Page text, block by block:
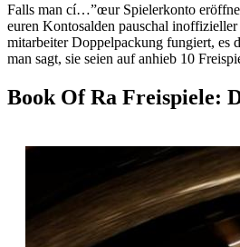
Falls man cí…”œur Spielerkonto eröffnet
euren Kontosalden pauschal
mitarbeiter Doppelpackung fungiert, es
man sagt, sie seien auf anhieb 10
Book Of Ra Freispiele: